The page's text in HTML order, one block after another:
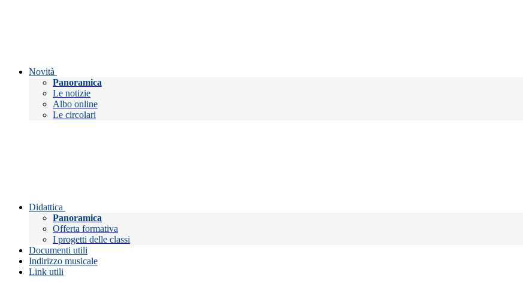
Novità
Panoramica
Le notizie
Albo online
Le circolari
Didattica
Panoramica
Offerta formativa
I progetti delle classi
Documenti utili
Indirizzo musicale
Link utili